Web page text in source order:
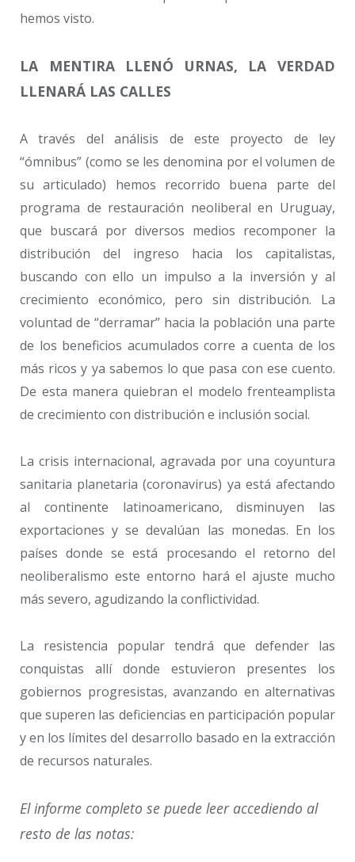
hemos visto.
LA MENTIRA LLENÓ URNAS, LA VERDAD
LLENARÁ LAS CALLES
A través del análisis de este proyecto de ley
“ómnibus” (como se les denomina por el volumen de
su articulado) hemos recorrido buena parte del
programa de restauración neoliberal en Uruguay,
que buscará por diversos medios recomponer la
distribución del ingreso hacia los capitalistas,
buscando con ello un impulso a la inversión y al
crecimiento económico, pero sin distribución. La
voluntad de “derramar” hacia la población una parte
de los beneficios acumulados corre a cuenta de los
más ricos y ya sabemos lo que pasa con ese cuento.
De esta manera quiebran el modelo frenteamplista
de crecimiento con distribución e inclusión social.
La crisis internacional, agravada por una coyuntura
sanitaria planetaria (coronavirus) ya está afectando
al continente latinoamericano, disminuyen las
exportaciones y se devalúan las monedas. En los
países donde se está procesando el retorno del
neoliberalismo este entorno hará el ajuste mucho
más severo, agudizando la conflictividad.
La resistencia popular tendrá que defender las
conquistas allí donde estuvieron presentes los
gobiernos progresistas, avanzando en alternativas
que superen las deficiencias en participación popular
y en los límites del desarrollo basado en la extracción
de recursos naturales.
El informe completo se puede leer accediendo al
resto de las notas: